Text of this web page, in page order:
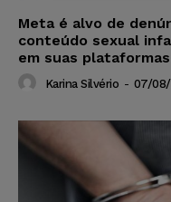
Meta é alvo de
conteúdo sexual
em suas plataformas
Karina Silvério - 07/